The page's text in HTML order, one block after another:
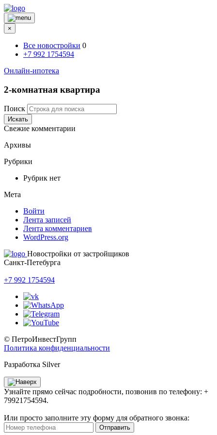
×
Все новостройки 0
+7 992 1754594
Онлайн-ипотека
2-комнатная квартира
Поиск
Искать
Свежие комментарии
Архивы
Рубрики
Рубрик нет
Мета
Войти
Лента записей
Лента комментариев
WordPress.org
Новостройки от застройщиков
Санкт-Петебурга
+7 992 1754594
© ПетроИнвестГрупп
Политика конфиденциальности
Разработка Silver
Узнайте прямо сейчас подробности, позвонив по телефону: +
79921754594.
Или просто заполните эту форму для обратного звонка:
Отправить